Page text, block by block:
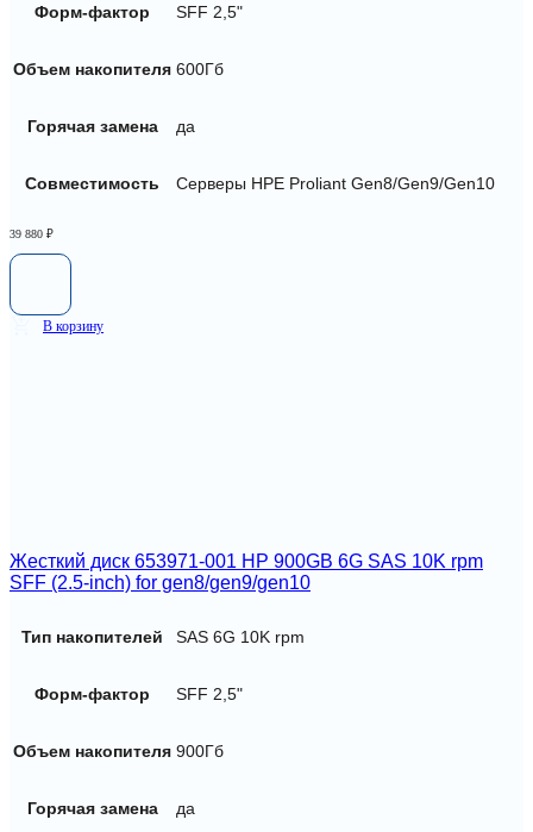
Форм-фактор SFF 2,5"
Объем накопителя 600Гб
Горячая замена да
Совместимость Серверы HPE Proliant Gen8/Gen9/Gen10
39 880 ₽
В корзину
Жесткий диск 653971-001 HP 900GB 6G SAS 10K rpm
SFF (2.5-inch) for gen8/gen9/gen10
Тип накопителей SAS 6G 10K rpm
Форм-фактор SFF 2,5"
Объем накопителя 900Гб
Горячая замена да